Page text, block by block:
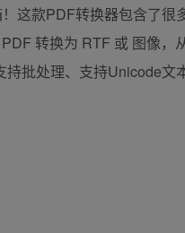
这款PDF转换器包含了
转换为 RTF 或 图像
批处理、支持Unicode文